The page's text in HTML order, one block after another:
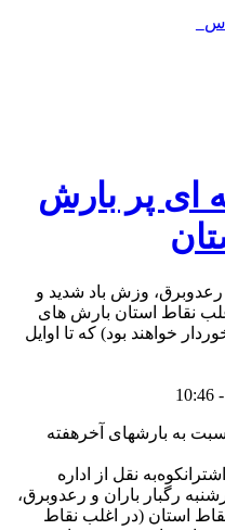
ا_
ای پر بارش
رعدوبرق، وزش باد شدید و
نقاط استان بارش های
خواهند بود) که تا اوایل
به بارشهای آخرهفته
نقل از اداره
رگبار باران و رعدوبرق،
استان (در اغلب نقاط